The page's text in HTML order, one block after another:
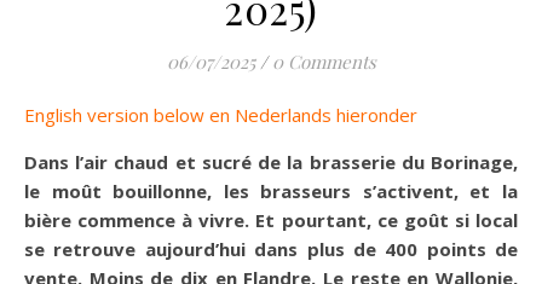
06/07/2025 / 0 Comments
English version below en Nederlands hieronder
Dans l’air chaud et sucré de la brasserie du Borinage,
le moût bouillonne, les brasseurs s’activent, et la
bière commence à vivre. Et pourtant, ce goût si local
se retrouve aujourd’hui dans plus de 400 points de
vente. Moins de dix en Flandre. Le reste en Wallonie,